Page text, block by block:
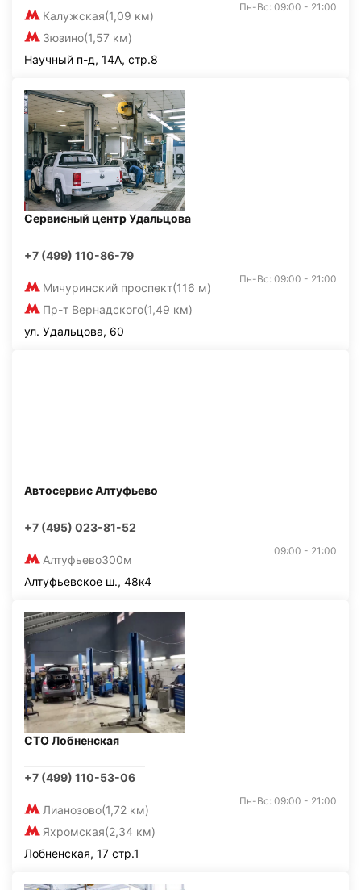
Калужская(1,09 км)
Зюзино(1,57 км)
Пн-Вс: 09:00 - 21:00
Научный п-д, 14А, стр.8
Сервисный центр Удальцова
+7 (499) 110-86-79
Мичуринский проспект(116 м)
Пр-т Вернадского(1,49 км)
Пн-Вс: 09:00 - 21:00
ул. Удальцова, 60
Автосервис Алтуфьево
+7 (495) 023-81-52
Алтуфьево300м
09:00 - 21:00
Алтуфьевское ш., 48к4
СТО Лобненская
+7 (499) 110-53-06
Лианозово(1,72 км)
Яхромская(2,34 км)
Пн-Вс: 09:00 - 21:00
Лобненская, 17 стр.1